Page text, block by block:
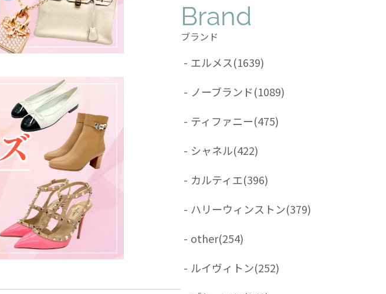
Brand
ブランド
- エルメス(1639)
- ノーブランド(1089)
- ティファニー(475)
- シャネル(422)
- カルティエ(396)
- ハリーウィンストン(379)
- other(254)
- ルイヴィトン(252)